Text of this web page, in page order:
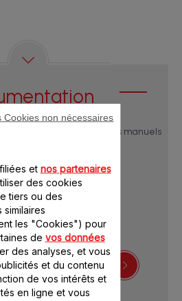
afficher les notices et les manuels
consignes de sécurité
et nos partenaires
des cookies
tiers ou des
les "Cookies") pour
de vos données
des analyses, et vous
et du contenu
de vos intérêts et
en ligne et vous
Cookies non nécessaires